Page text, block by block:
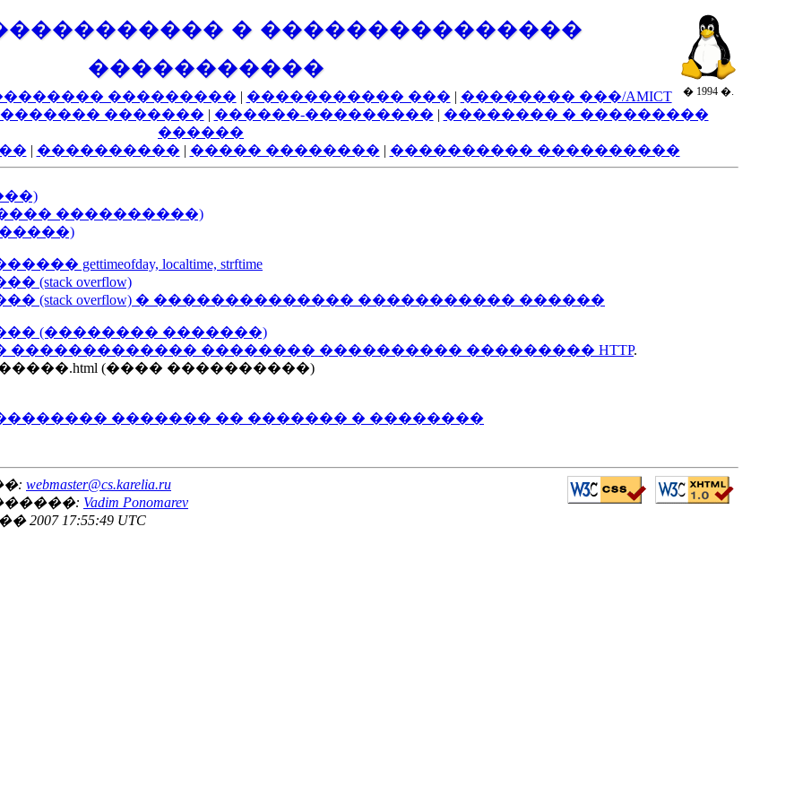
� 1994 �.
� ���������������
�����������
��������� | ����������� ��� | �������� ���/AMICT
������� ������� | ������-��������� | �������� � ���������
������
| ���������� | ����� �������� | ���������� ����������
����������)
localtime, strftime
overflow)
(stack overflow) � �������������� ����������� ������
(�������� �������)
�������� ���������� ��������� HTTP.
�/�����.html (���� ����������)
������� �� ������� � ��������
webmaster@cs.karelia.ru
Vadim Ponomarev
17:55:49 UTC